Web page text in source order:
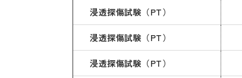
浸透探傷試験（PT）
浸透探傷試験（PT）
浸透探傷試験（PT）